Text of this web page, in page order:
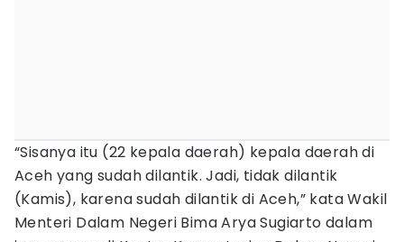
“Sisanya itu (22 kepala daerah) kepala daerah di
Aceh yang sudah dilantik. Jadi, tidak dilantik
(Kamis), karena sudah dilantik di Aceh,” kata Wakil
Menteri Dalam Negeri Bima Arya Sugiarto dalam